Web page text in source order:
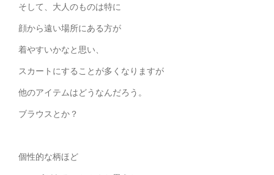
そして、大人のものは特に
顔から遠い場所にある方が
着やすいかなと思い、
スカートにすることが多くなりますが
他のアイテムはどうなんだろう。
ブラウスとか？
個性的な柄ほど